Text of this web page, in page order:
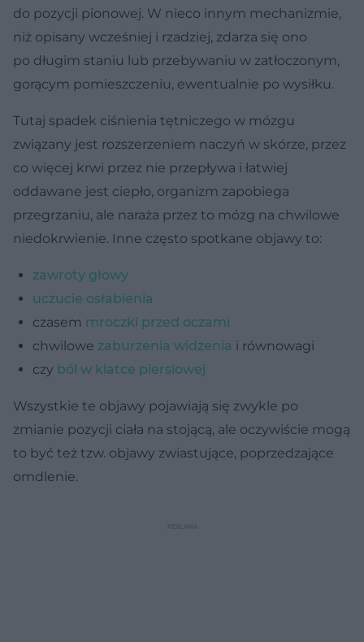
do pozycji pionowej. W nieco innym mechanizmie,
niż opisany wcześniej i rzadziej, zdarza się ono
po długim staniu lub przebywaniu w zatłoczonym,
gorącym pomieszczeniu, ewentualnie po wysiłku.
Tutaj spadek ciśnienia tętniczego w mózgu
związany jest rozszerzeniem naczyń w skórze, przez
co więcej krwi przez nie przepływa i łatwiej
oddawane jest ciepło, organizm zapobiega
przegrzaniu, ale naraża przez to mózg na chwilowe
niedokrwienie. Inne często spotkane objawy to:
zawroty głowy
uczucie osłabienia
czasem mroczki przed oczami
chwilowe zaburzenia widzenia i równowagi
czy ból w klatce piersiowej
Wszystkie te objawy pojawiają się zwykle po
zmianie pozycji ciała na stojącą, ale oczywiście mogą
to być też tzw. objawy zwiastujące, poprzedzające
omdlenie.